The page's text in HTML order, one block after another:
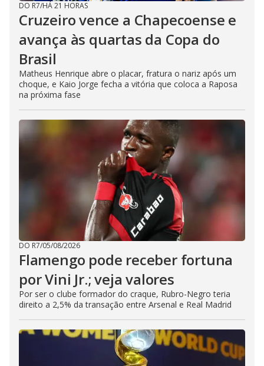
DO R7/HÁ 21 HORAS
Cruzeiro vence a Chapecoense e
avança às quartas da Copa do
Brasil
Matheus Henrique abre o placar, fratura o nariz após um
choque, e Kaio Jorge fecha a vitória que coloca a Raposa
na próxima fase
DO R7/05/08/2026
Flamengo pode receber fortuna
por Vini Jr.; veja valores
Por ser o clube formador do craque, Rubro-Negro teria
direito a 2,5% da transação entre Arsenal e Real Madrid